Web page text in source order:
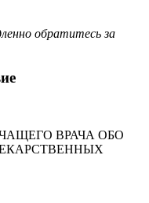
обратитесь за
ВРАЧА ОБО